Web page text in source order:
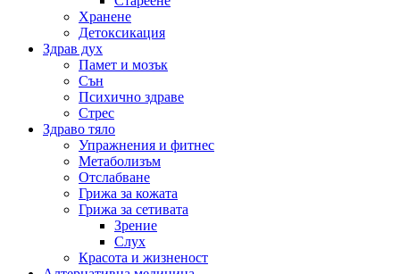
Хранене
Детоксикация
Здрав дух
Памет и мозък
Сън
Психично здраве
Стрес
Здраво тяло
Упражнения и фитнес
Метаболизъм
Отслабване
Грижа за кожата
Грижа за сетивата
Зрение
Слух
Красота и жизненост